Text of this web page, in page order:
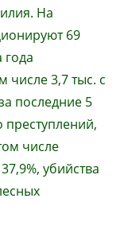
На
69
года
числе 3,7 тыс. с
последние 5
преступлений,
числе
убийства